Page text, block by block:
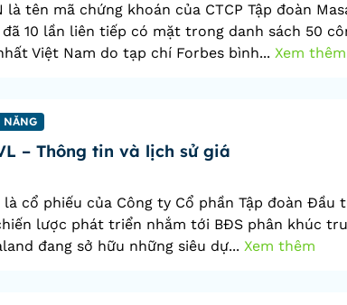
là tên mã chứng khoán của CTCP Tập đoàn
đã 10 lần liên tiếp có mặt trong danh sách 50
Việt Nam do tạp chí Forbes bình... Xem thêm
NĂNG
– Thông tin và lịch sử giá
là cổ phiếu của Công ty Cổ phần Tập đoàn Đầu
lược phát triển nhắm tới BĐS phân khúc
đang sở hữu những siêu dự... Xem thêm